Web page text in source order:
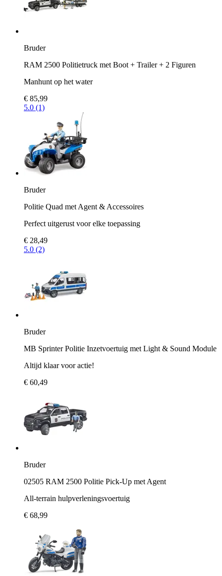
Bruder
RAM 2500 Politietruck met Boot + Trailer + 2 Figuren
Manhunt op het water
€ 85,99
5.0 (1)
Bruder
Politie Quad met Agent & Accessoires
Perfect uitgerust voor elke toepassing
€ 28,49
5.0 (2)
Bruder
MB Sprinter Politie Inzetvoertuig met Light & Sound Module
Altijd klaar voor actie!
€ 60,49
Bruder
02505 RAM 2500 Politie Pick-Up met Agent
All-terrain hulpverleningsvoertuig
€ 68,99